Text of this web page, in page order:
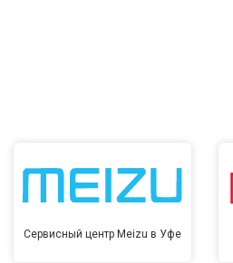
Сервисный центр Meizu в Уфе